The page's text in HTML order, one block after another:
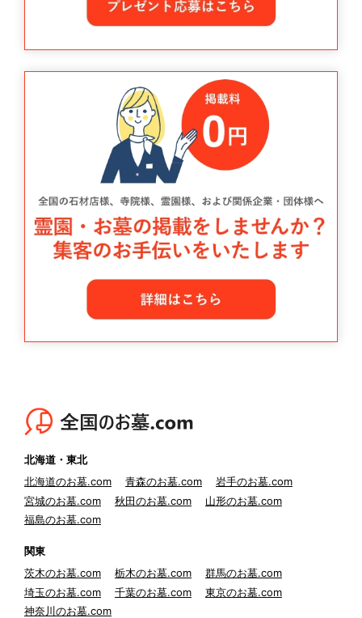
北海道・東北
北海道のお墓.com
青森のお墓.com
岩手のお墓.com
宮城のお墓.com
秋田のお墓.com
山形のお墓.com
福島のお墓.com
関東
茨木のお墓.com
栃木のお墓.com
群馬のお墓.com
埼玉のお墓.com
千葉のお墓.com
東京のお墓.com
神奈川のお墓.com